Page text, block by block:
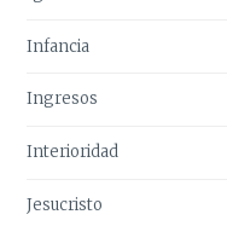
Infancia
Ingresos
Interioridad
Jesucristo